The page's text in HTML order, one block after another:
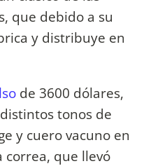
que debido a su
y distribuye en
de 3600 dólares,
tonos de
y cuero vacuno en
correa, que llevó